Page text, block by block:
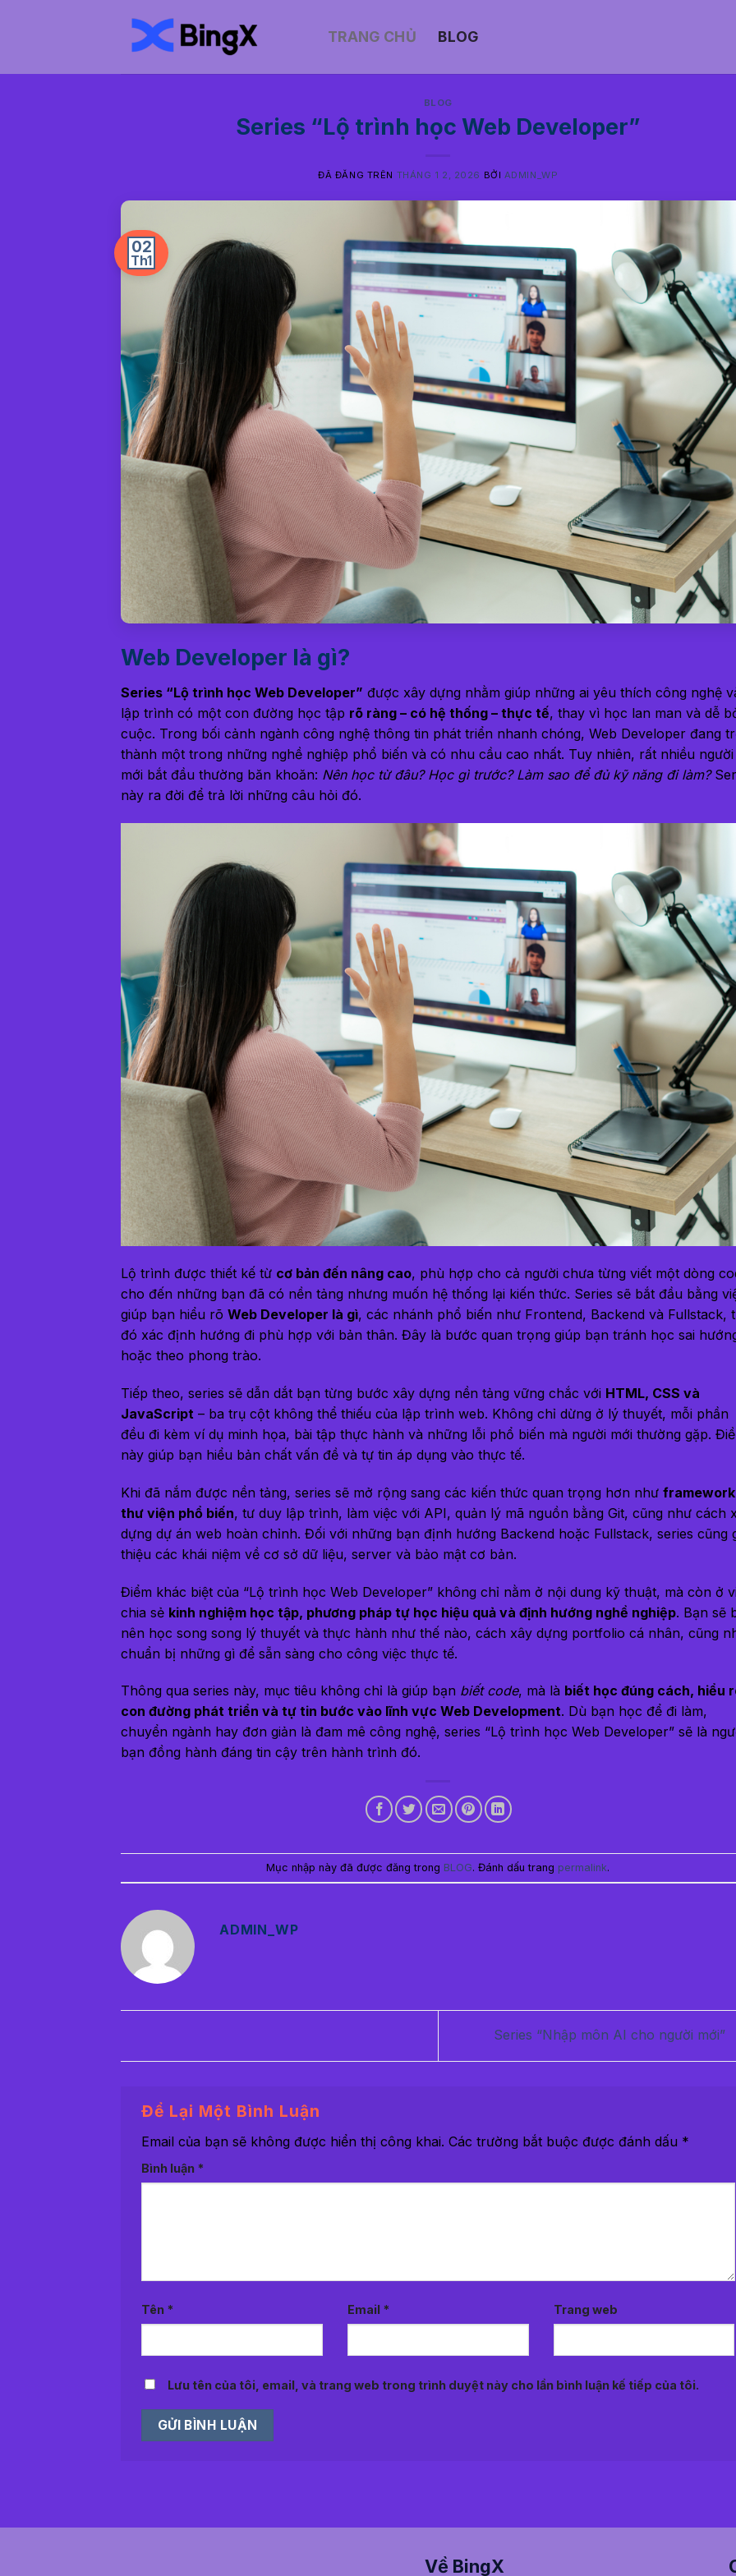
dung
TRANG CHỦ BLOG
BLOG
Series “Lộ trình học Web Developer”
ĐÃ ĐĂNG TRÊN THÁNG 1 2, 2026 BỞI ADMIN_WP
02
Th1
Web Developer là gì?
Series “Lộ trình học Web Developer” được xây dựng nhằm giúp những ai yêu thích công nghệ
lập trình có một con đường học tập rõ ràng – có hệ thống – thực tế, thay vì học lan man và dễ
cuộc. Trong bối cảnh ngành công nghệ thông tin phát triển nhanh chóng, Web Developer đang
thành một trong những nghề nghiệp phổ biến và có nhu cầu cao nhất. Tuy nhiên, rất nhiều người
mới bắt đầu thường băn khoăn: Nên học từ đâu? Học gì trước? Làm sao để đủ kỹ năng đi làm?
này ra đời để trả lời những câu hỏi đó.
Lộ trình được thiết kế từ cơ bản đến nâng cao, phù hợp cho cả người chưa từng viết một dòng
cho đến những bạn đã có nền tảng nhưng muốn hệ thống lại kiến thức. Series sẽ bắt đầu bằng
giúp bạn hiểu rõ Web Developer là gì, các nhánh phổ biến như Frontend, Backend và Fullstack,
đó xác định hướng đi phù hợp với bản thân. Đây là bước quan trọng giúp bạn tránh học sai
hoặc theo phong trào.
Tiếp theo, series sẽ dẫn dắt bạn từng bước xây dựng nền tảng vững chắc với HTML, CSS và
JavaScript – ba trụ cột không thể thiếu của lập trình web. Không chỉ dừng ở lý thuyết, mỗi phần
đều đi kèm ví dụ minh họa, bài tập thực hành và những lỗi phổ biến mà người mới thường gặp.
này giúp bạn hiểu bản chất vấn đề và tự tin áp dụng vào thực tế.
Khi đã nắm được nền tảng, series sẽ mở rộng sang các kiến thức quan trọng hơn như
thư viện phổ biến, tư duy lập trình, làm việc với API, quản lý mã nguồn bằng Git, cũng như cách
dựng dự án web hoàn chỉnh. Đối với những bạn định hướng Backend hoặc Fullstack, series cũng
thiệu các khái niệm về cơ sở dữ liệu, server và bảo mật cơ bản.
Điểm khác biệt của “Lộ trình học Web Developer” không chỉ nằm ở nội dung kỹ thuật, mà còn ở
chia sẻ kinh nghiệm học tập, phương pháp tự học hiệu quả và định hướng nghề nghiệp. Bạn sẽ
nên học song song lý thuyết và thực hành như thế nào, cách xây dựng portfolio cá nhân, cũng
chuẩn bị những gì để sẵn sàng cho công việc thực tế.
Thông qua series này, mục tiêu không chỉ là giúp bạn biết code, mà là biết học đúng cách, hiểu
con đường phát triển và tự tin bước vào lĩnh vực Web Development. Dù bạn học để đi làm,
chuyển ngành hay đơn giản là đam mê công nghệ, series “Lộ trình học Web Developer” sẽ là
bạn đồng hành đáng tin cậy trên hành trình đó.
Mục nhập này đã được đăng trong BLOG. Đánh dấu trang permalink.
ADMIN_WP
Series “Nhập môn AI cho người mới”
Để Lại Một Bình Luận
Email của bạn sẽ không được hiển thị công khai. Các trường bắt buộc được đánh dấu *
Bình luận *
Tên * Email * Trang web
Lưu tên của tôi, email, và trang web trong trình duyệt này cho lần bình luận kế tiếp của tôi.
Về BingX